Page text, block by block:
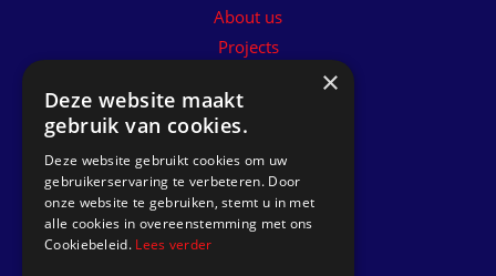
About us
Projects
Install a synthetic teak deck
Follow us
×
Deze website maakt
gebruik van cookies.
Deze website gebruikt cookies om uw
gebruikerservaring te verbeteren. Door
onze website te gebruiken, stemt u in met
alle cookies in overeenstemming met ons
Cookiebeleid. Lees verder